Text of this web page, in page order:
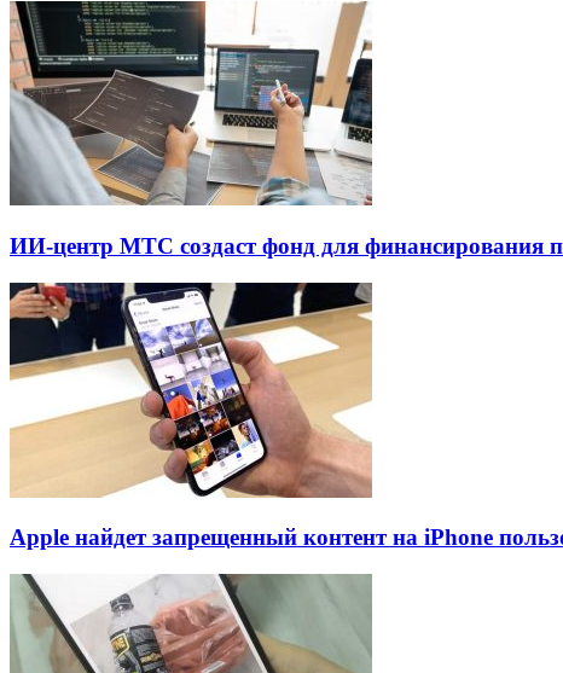
ИИ-центр МТС создаст фонд для финансирования
Apple найдет запрещенный контент на iPhone